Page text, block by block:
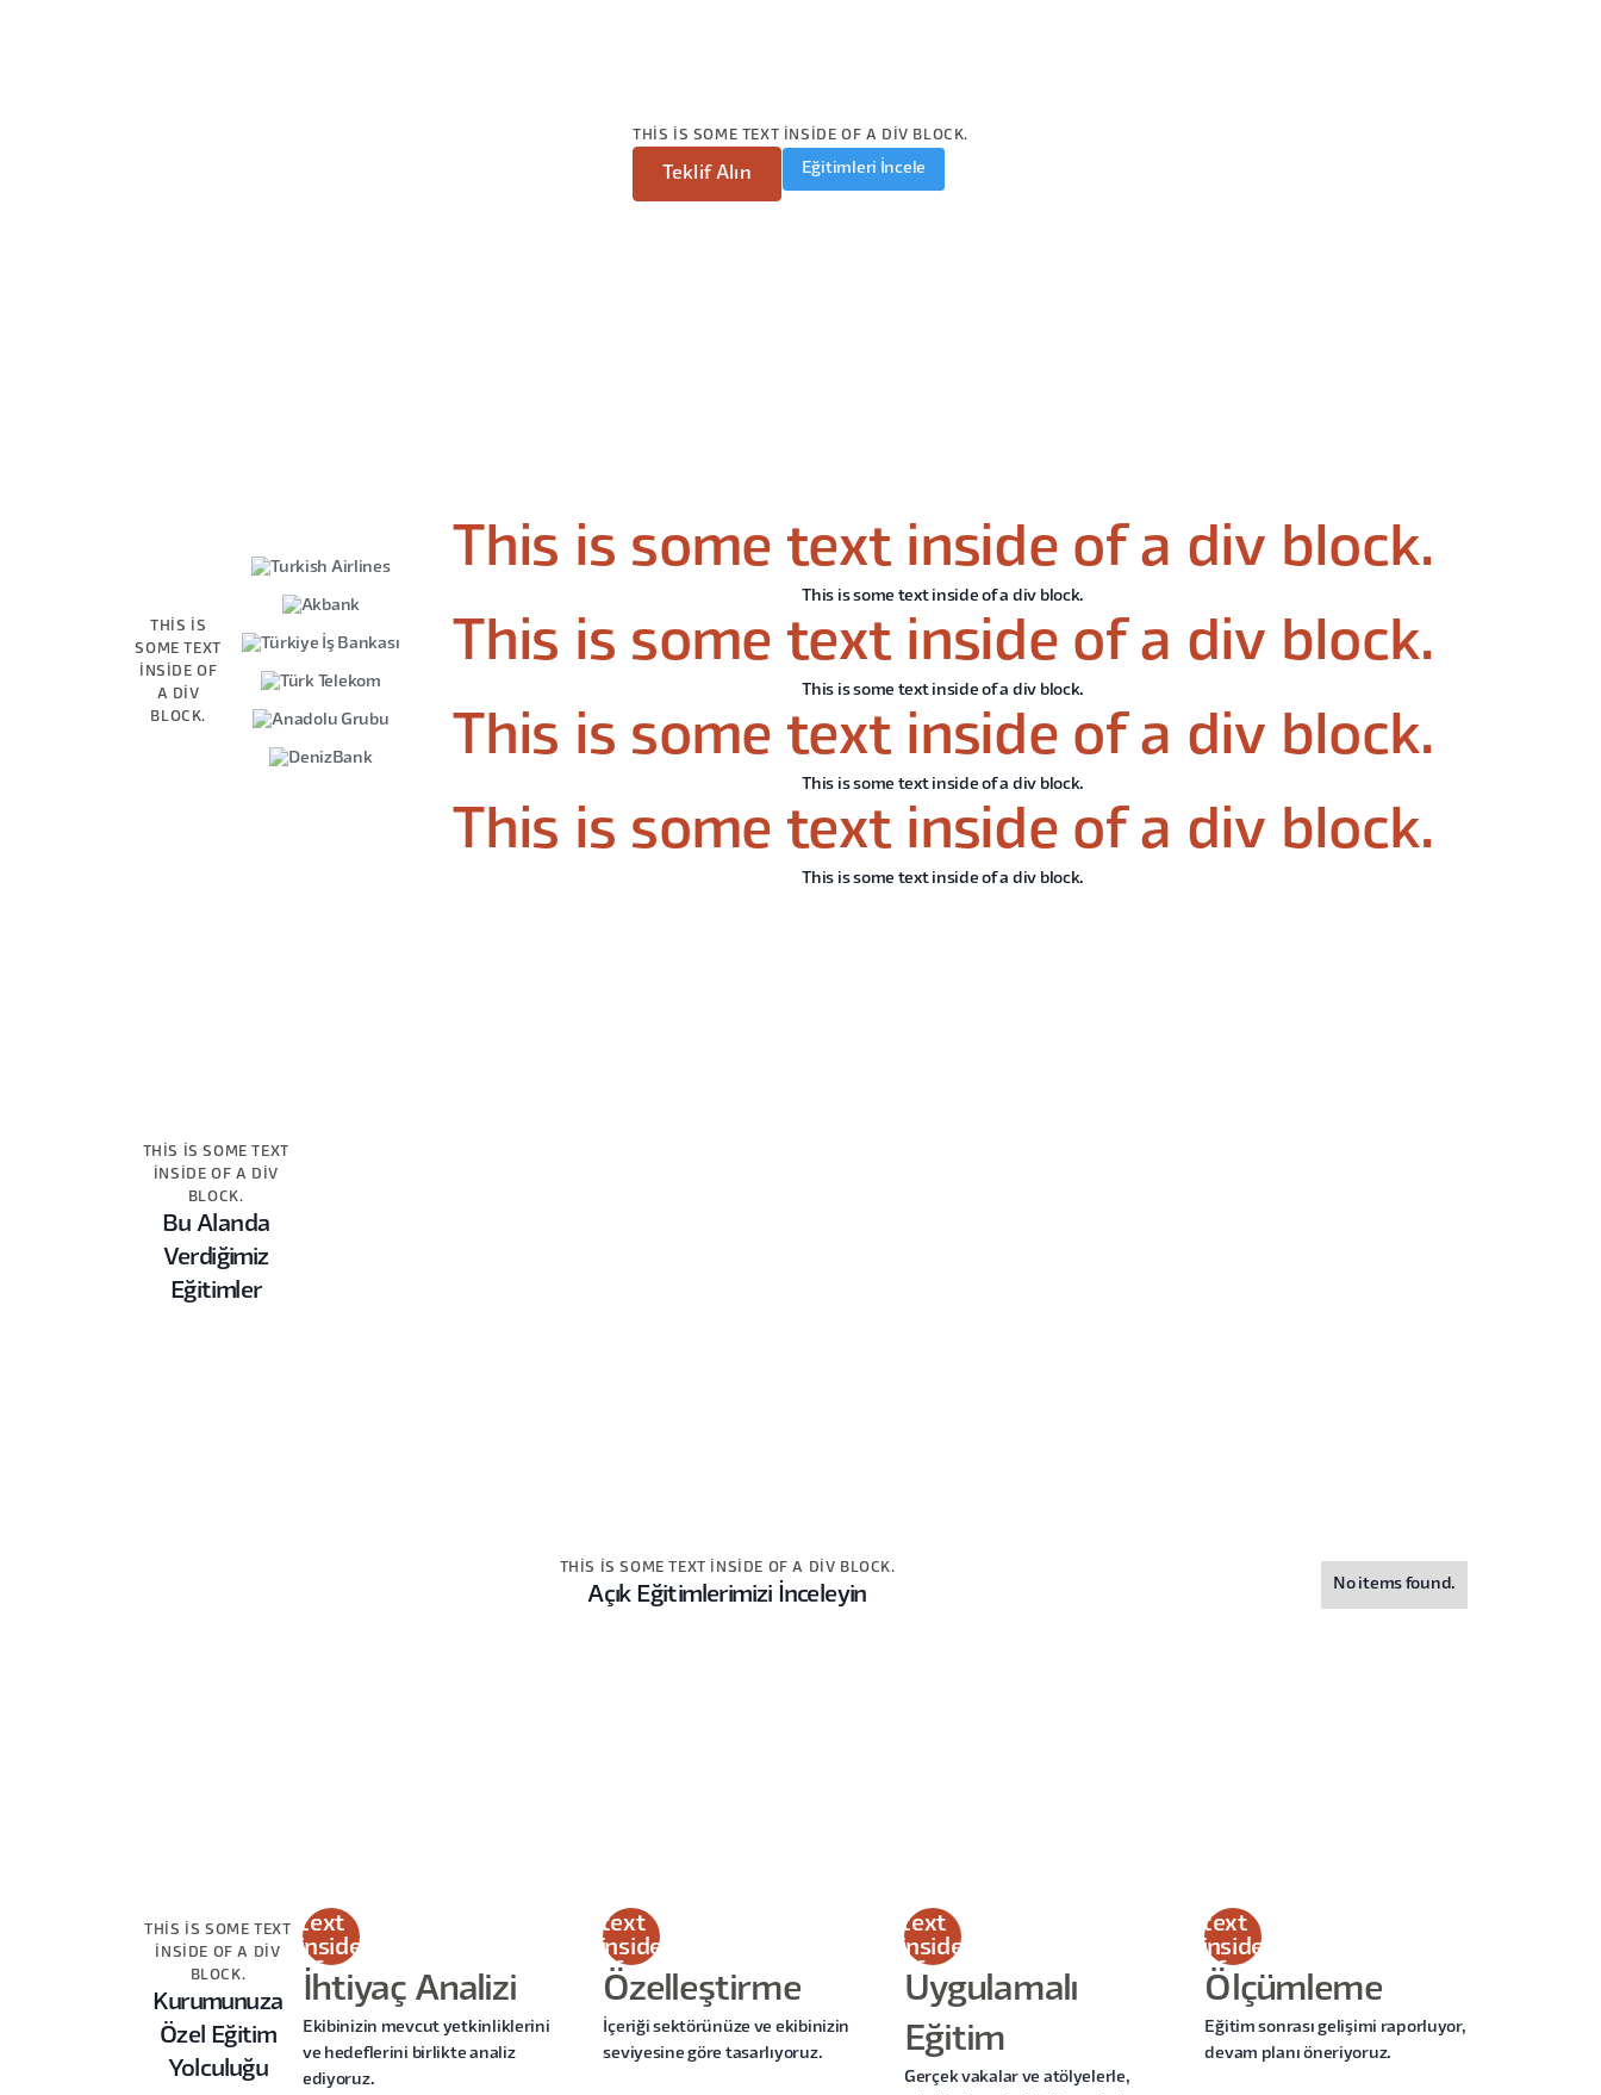
THIS IS SOME TEXT INSIDE OF A DIV BLOCK.
Teklif Alın Eğitimleri İncele
THIS IS
SOME TEXT
INSIDE OF
A DIV
BLOCK.
This is some text inside of a div block.
This is some text inside of a div block.
This is some text inside of a div block.
This is some text inside of a div block.
This is some text inside of a div block.
This is some text inside of a div block.
This is some text inside of a div block.
This is some text inside of a div block.
THIS IS SOME TEXT
INSIDE OF A DIV
BLOCK.
Bu Alanda
Verdiğimiz
Eğitimler
THIS IS SOME TEXT INSIDE OF A DIV BLOCK.
Açık Eğitimlerimizi İnceleyin
No items found.
THIS IS SOME TEXT
INSIDE OF A DIV
BLOCK.
Kurumunuza
Özel Eğitim
Yolculuğu
text
inside
of a
div
block.
İhtiyaç Analizi
Ekibinizin mevcut yetkinliklerini
ve hedeflerini birlikte analiz
ediyoruz.
text
inside
of a
div
block.
Özelleştirme
İçeriği sektörünüze ve ekibinizin
seviyesine göre tasarlıyoruz.
text
inside
of a
div
block.
Uygulamalı
Eğitim
Gerçek vakalar ve atölyelerle,
text
inside
of a
div
block.
Ölçümleme
Eğitim sonrası gelişimi raporluyor,
devam planı öneriyoruz.